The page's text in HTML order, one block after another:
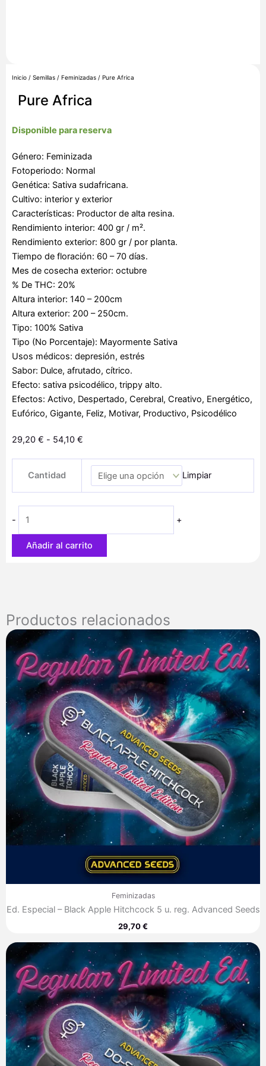
Inicio / Semillas / Feminizadas / Pure Africa
Pure Africa
Disponible para reserva
Género: Feminizada
Fotoperiodo: Normal
Genética: Sativa sudafricana.
Cultivo: interior y exterior
Características: Productor de alta resina.
Rendimiento interior: 400 gr / m².
Rendimiento exterior: 800 gr / por planta.
Tiempo de floración: 60 – 70 días.
Mes de cosecha exterior: octubre
% De THC: 20%
Altura interior: 140 – 200cm
Altura exterior: 200 – 250cm.
Tipo: 100% Sativa
Tipo (No Porcentaje): Mayormente Sativa
Usos médicos: depresión, estrés
Sabor: Dulce, afrutado, cítrico.
Efecto: sativa psicodélico, trippy alto.
Efectos: Activo, Despertado, Cerebral, Creativo, Energético,
Eufórico, Gigante, Feliz, Motivar, Productivo, Psicodélico
29,20 € - 54,10 €
precios:
desde
29,20 €
Cantidad Limpiar
-
Africa
cantidad
+
Añadir al carrito
Productos relacionados
Feminizadas
Ed. Especial – Black Apple Hitchcock 5 u. reg. Advanced Seeds
29,70€